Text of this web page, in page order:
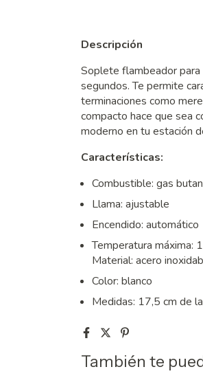
Descripción
Soplete flambeador
segundos. Te permite
terminaciones como
compacto hace que sea
moderno en tu estación
Características:
Combustible: gas
Llama: ajustable
Encendido: automático
Temperatura máxima:
Material: acero
Color: blanco
Medidas: 17,5 cm de
También te